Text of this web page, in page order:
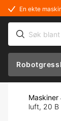
En ekte
Maskiner
luft, 20 B